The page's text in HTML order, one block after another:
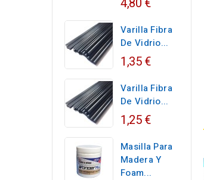
Varilla Fibra
De Vidrio...
1,35 €
Varilla Fibra
De Vidrio...
1,25 €
Masilla Para
Madera Y
Foam...